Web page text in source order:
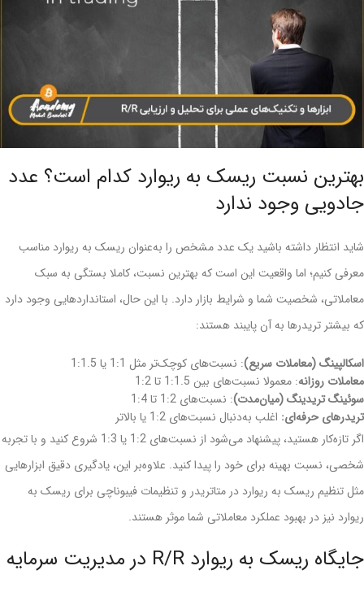
بهترین نسبت ریسک به ریوارد کدام است؟ عدد
جادویی وجود ندارد
شاید انتظار داشته باشید یک عدد مشخص را به‌عنوان ریسک به ریوارد مناسب
معرفی کنیم؛ اما واقعیت این است که بهترین نسبت، کاملا بستگی به سبک
معاملاتی، شخصیت شما و شرایط بازار دارد. با این حال، استانداردهایی وجود دارد
که بیشتر تریدرها به آن پایبند هستند:
اسکالپینگ (معاملات سریع): نسبت‌های کوچک‌تر مثل 1:1 یا 1:1.5
معاملات روزانه: معمولا نسبت‌های بین 1:1.5 تا 1:2
سوئینگ تریدینگ (میان‌مدت): نسبت‌های 1:2 تا 1:4
تریدرهای حرفه‌ای: اغلب به‌دنبال نسبت‌های 1:2 یا بالاتر
اگر تازه‌کار هستید، پیشنهاد می‌شود از نسبت‌های 1:2 یا 1:3 شروع کنید و با تجربه
شخصی، نسبت بهینه برای خود را پیدا کنید. علاوه‌بر این، یادگیری دقیق ابزارهایی
مثل تنظیم ریسک به ریوارد در متاتریدر و تنظیمات فیبوناچی برای ریسک به
ریوارد نیز در بهبود عملکرد معاملاتی شما موثر هستند.
جایگاه ریسک به ریوارد R/R در مدیریت سرمایه